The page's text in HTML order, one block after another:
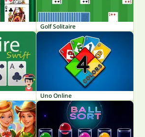
Golf Solitaire
Uno Online